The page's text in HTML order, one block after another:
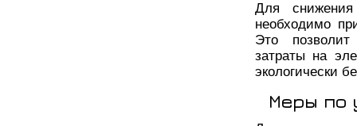
Для снижения
необходимо
Это позволит
затраты на
экологически
Меры по